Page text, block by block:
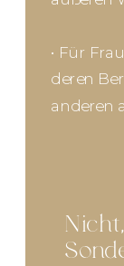
• Für
deren
anderen